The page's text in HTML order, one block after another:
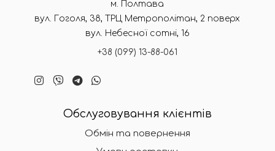
м. Полтава
вул. Гоголя, 38, ТРЦ Метрополітан, 2 поверх
вул. Небесної сотні, 16
+38 (099) 13-88-061
Обслуговування клієнтів
Обмін та повернення